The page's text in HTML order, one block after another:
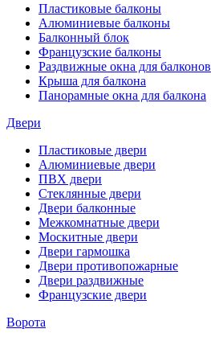
Пластиковые балконы
Алюминиевые балконы
Балконный блок
Французские балконы
Раздвижные окна для балконов
Крыша для балкона
Панорамные окна для балкона
Двери
Пластиковые двери
Алюминиевые двери
ПВХ двери
Стеклянные двери
Двери балконные
Межкомнатные двери
Москитные двери
Двери гармошка
Двери противопожарные
Двери раздвижные
Французские двери
Ворота